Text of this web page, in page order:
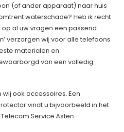
(of ander apparaat) naar huis
waterschade? Heb ik recht
al uw vragen een passend
verzorgen wij voor alle telefoons
materialen en
van een volledig
ook accessoires. Een
vindt u bijvoorbeeld in het
Service Asten.